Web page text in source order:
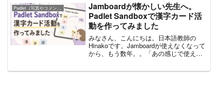
Jamboardが懐かしい先生へ。
Padlet Sandboxで漢字カード活
動を作ってみました
みなさん、こんにちは。日本語教師の
Hinakoです。Jamboardが使えなくなって
から、もう数年。。「あの感じで使える